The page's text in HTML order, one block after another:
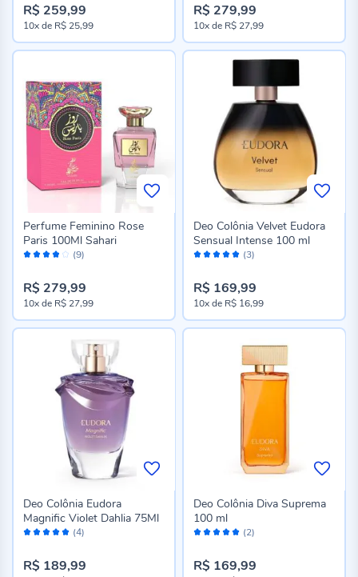
R$ 259,99
10xde R$ 25,99
R$ 279,99
10xde R$ 27,99
Avaliação: (9)
Perfume Feminino Rose
Paris 100Ml Sahari
R$ 279,99
10xde R$ 27,99
Avaliação: (3)
Deo Colônia Velvet Eudora
Sensual Intense 100 ml
R$ 169,99
10xde R$ 16,99
Avaliação: (4)
Deo Colônia Eudora
Magnific Violet Dahlia 75Ml
R$ 189,99
Avaliação: (2)
Deo Colônia Diva Suprema
100 ml
R$ 169,99